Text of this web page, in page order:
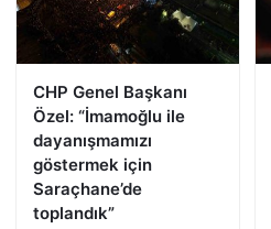
CHP Genel Başkanı
Özel: “İmamoğlu ile
dayanışmamızı
göstermek için
Saraçhane’de
toplandık”